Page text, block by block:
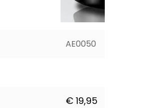
AE0050
€ 19,95